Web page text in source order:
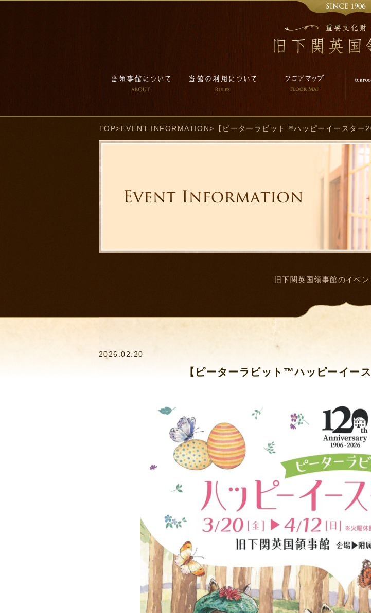
TOP>EVENT INFORMATION>【ピーターラビット™ハッピーイースター
旧下関英国領事館のイベン
2026.02.20
【ピーターラビット™ハッピーイー